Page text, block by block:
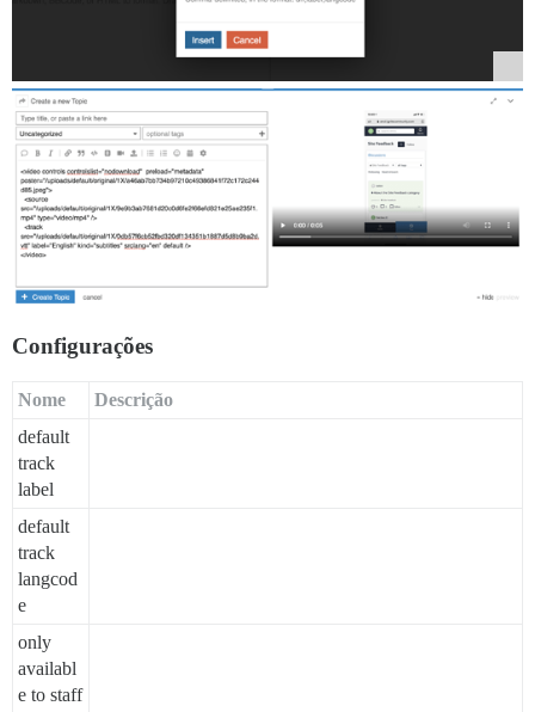
Configurações
Nome
Descrição
default
track
label
default
track
langcod
e
only
availabl
e to staff